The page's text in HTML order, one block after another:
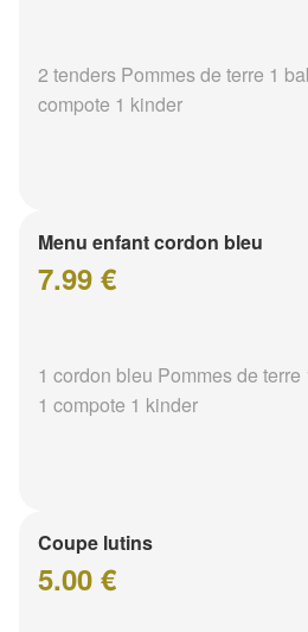
2 tenders Pommes de terre 1
compote 1 kinder
Menu enfant cordon bleu
7.99 €
1 cordon bleu Pommes de
1 compote 1 kinder
Coupe lutins
5.00 €